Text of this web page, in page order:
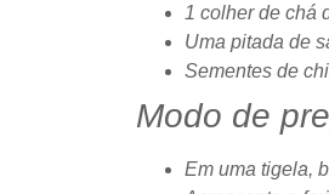
1 colher de chá
Uma pitada de
Sementes de
Modo de
Em uma tigela,